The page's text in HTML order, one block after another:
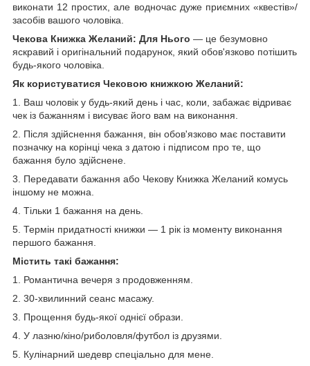
виконати 12 простих, але водночас дуже приємних «квестів»/
засобів вашого чоловіка.
Чекова Книжка Желаний: Для Нього — це безумовно
яскравий і оригінальний подарунок, який обов'язково потішить
будь-якого чоловіка.
Як користуватися Чековою книжкою Желаний:
1. Ваш чоловік у будь-який день і час, коли, забажає відриває
чек із бажанням і висуває його вам на виконання.
2. Після здійснення бажання, він обов'язково має поставити
позначку на корінці чека з датою і підписом про те, що
бажання було здійснене.
3. Передавати бажання або Чекову Книжка Желаний комусь
іншому не можна.
4. Тільки 1 бажання на день.
5. Термін придатності книжки — 1 рік із моменту виконання
першого бажання.
Містить такі бажання:
1. Романтична вечеря з продовженням.
2. 30-хвилинний сеанс масажу.
3. Прощення будь-якої однієї образи.
4. У лазню/кіно/риболовля/футбол із друзями.
5. Кулінарний шедевр спеціально для мене.